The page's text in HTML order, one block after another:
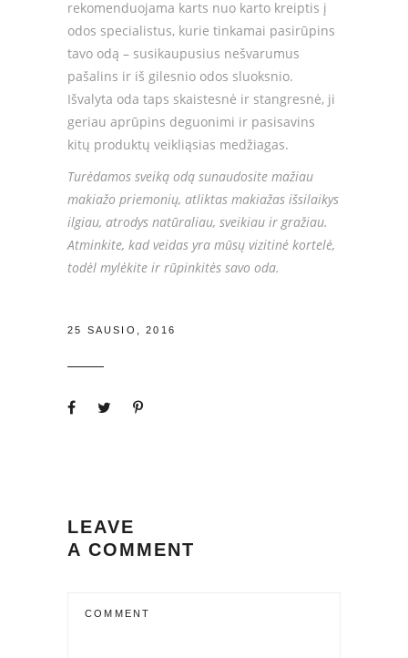
rekomenduojama karts nuo karto kreiptis į
odos specialistus, kurie tinkamai pasirūpins
tavo odą – susikaupusius nešvarumus
pašalins ir iš gilesnio odos sluoksnio.
Išvalyta oda taps skaistesnė ir stangresnė, ji
geriau aprūpins deguonimi ir pasisavins
kitų produktų veikliąsias medžiagas.
Turėdamos sveiką odą sunaudosite mažiau
makiažo priemonių, atliktas makiažas išsilaikys
ilgiau, atrodys natūraliau, sveikiau ir gražiau.
Atminkite, kad veidas yra mūsų vizitinė kortelė,
todėl mylėkite ir rūpinkitės savo oda.
25 SAUSIO, 2016
LEAVE
A COMMENT